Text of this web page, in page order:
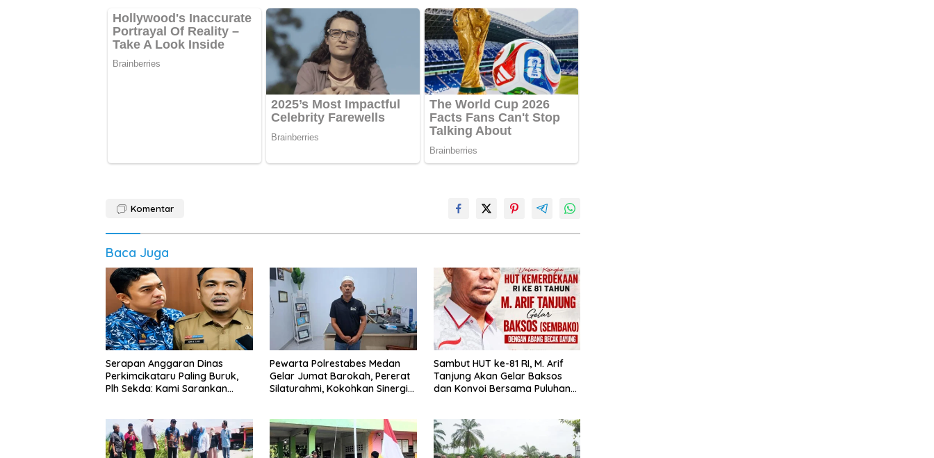
Komentar
Baca Juga
Serapan Anggaran Dinas
Perkimcikataru Paling Buruk,
Plh Sekda: Kami Sarankan
Pewarta Polrestabes Medan
Gelar Jumat Barokah, Pererat
Silaturahmi, Kokohkan Sinergi
‎Sambut HUT ke-81 RI, M. Arif
Tanjung Akan Gelar Baksos
dan Konvoi Bersama Puluhan